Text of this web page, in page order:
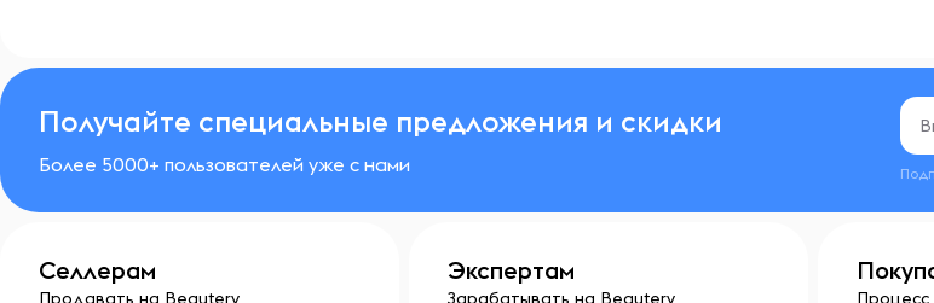
Получайте специальные предложения и скидки
Более 5000+ пользователей уже с нами
Селлерам
Продавать на Beautery
Экспертам
Зарабатывать на Beautery Процесс